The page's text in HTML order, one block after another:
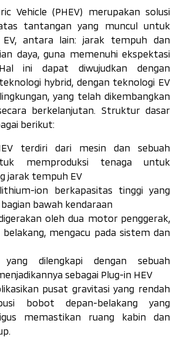
Vehicle (PHEV) merupakan solusi
tantangan yang muncul untuk
EV, antara lain: jarak tempuh dan
daya, guna memenuhi ekspektasi
ini dapat diwujudkan dengan
hybrid , dengan teknologi EV
yang telah dikembangkan
berkelanjutan. Struktur dasar
berikut:
terdiri dari mesin dan sebuah
memproduksi tenaga untuk
jarak tempuh EV
ion berkapasitas tinggi yang
bawah kendaraan
oleh dua motor penggerak,
mengacu pada sistem dan
yang dilengkapi dengan sebuah
sebagai Plug-in HEV
pusat gravitasi yang rendah
bobot depan-belakang yang
memastikan ruang kabin dan